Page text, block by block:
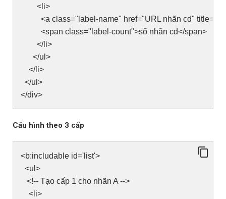
<li>
<a class="label-name" href="URL nhãn cd" title="
<span class="label-count">số nhãn cd</span>
</li>
</ul>
</li>
</ul>
</div>
Cấu hình theo 3 cấp
<b:includable id='list'>
<ul>
<!-- Tạo cấp 1 cho nhãn A -->
<li>